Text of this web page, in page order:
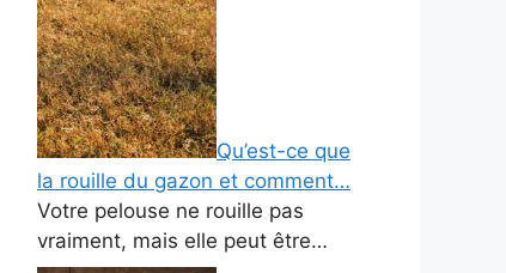
Qu’est-ce que
la rouille du gazon et comment…
Votre pelouse ne rouille pas
vraiment, mais elle peut être…